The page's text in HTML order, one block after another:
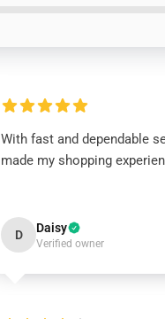
With fast and dependable
made my shopping
D Daisy
Verified owner